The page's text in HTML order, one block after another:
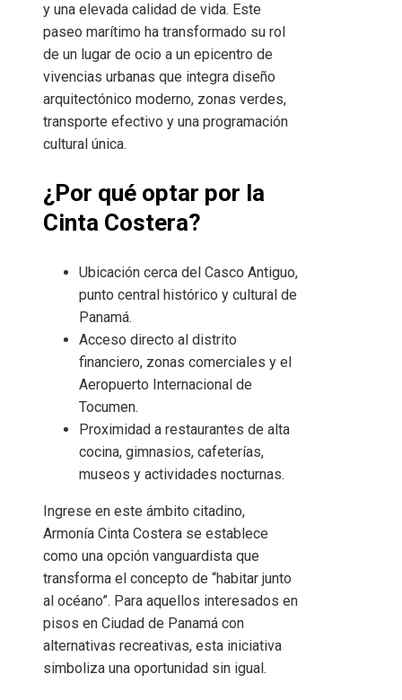
y una elevada calidad de vida. Este
paseo marítimo ha transformado su rol
de un lugar de ocio a un epicentro de
vivencias urbanas que integra diseño
arquitectónico moderno, zonas verdes,
transporte efectivo y una programación
cultural única.
¿Por qué optar por la
Cinta Costera?
Ubicación cerca del Casco Antiguo,
punto central histórico y cultural de
Panamá.
Acceso directo al distrito
financiero, zonas comerciales y el
Aeropuerto Internacional de
Tocumen.
Proximidad a restaurantes de alta
cocina, gimnasios, cafeterías,
museos y actividades nocturnas.
Ingrese en este ámbito citadino,
Armonía Cinta Costera se establece
como una opción vanguardista que
transforma el concepto de “habitar junto
al océano”. Para aquellos interesados en
pisos en Ciudad de Panamá con
alternativas recreativas, esta iniciativa
simboliza una oportunidad sin igual.